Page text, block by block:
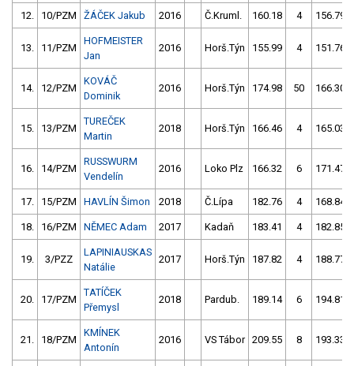
12. 10/PZM ŽÁČEK Jakub 2016 Č.Kruml. 160.18 4 156.79
13. 11/PZM
HOFMEISTER
Jan
2016 Horš.Týn 155.99 4 151.76
14. 12/PZM
KOVÁČ
Dominik
2016 Horš.Týn 174.98 50 166.30
15. 13/PZM
TUREČEK
Martin
2018 Horš.Týn 166.46 4 165.03
16. 14/PZM
RUSSWURM
Vendelín
2016 Loko Plz 166.32 6 171.47
17. 15/PZM HAVLÍN Šimon 2018 Č.Lípa 182.76 4 168.84
18. 16/PZM NĚMEC Adam 2017 Kadaň 183.41 4 182.85
19. 3/PZZ
LAPINIAUSKAS
Natálie
2017 Horš.Týn 187.82 4 188.77
20. 17/PZM
TATÍČEK
Přemysl
2018 Pardub. 189.14 6 194.81
21. 18/PZM
KMÍNEK
Antonín
2016 VS Tábor 209.55 8 193.33